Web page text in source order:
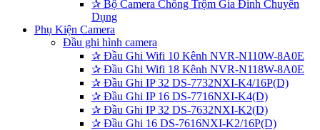
✰ Bộ Camera Chống Trộm Gia Đình Chuyên
Dụng
Phụ Kiện Camera
Đầu ghi hình camera
✰ Đầu Ghi Wifi 10 Kênh NVR-N110W-8A0E
✰ Đầu Ghi Wifi 18 Kênh NVR-N118W-8A0E
✰ Đầu Ghi IP 32 DS-7732NXI-K4/16P(D)
✰ Đầu Ghi IP 16 DS-7716NXI-K4(D)
✰ Đầu Ghi IP 32 DS-7632NXI-K2(D)
✰ Đầu Ghi 16 DS-7616NXI-K2/16P(D)